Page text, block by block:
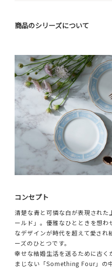
商品のシリーズについて
コンセプト
清楚な青と可憐な白が表現され
ールド」。優雅なひとときを想
なデザインが時代を超えて愛さ
ーズのひとつです。
幸せな結婚生活を送るために古
まじない「Something Four」の